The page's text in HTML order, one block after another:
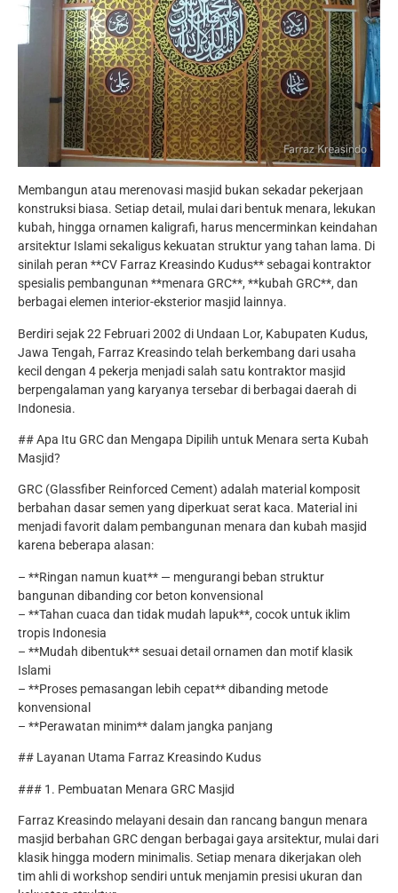
Membangun atau merenovasi masjid bukan sekadar pekerjaan
konstruksi biasa. Setiap detail, mulai dari bentuk menara, lekukan
kubah, hingga ornamen kaligrafi, harus mencerminkan keindahan
arsitektur Islami sekaligus kekuatan struktur yang tahan lama. Di
sinilah peran **CV Farraz Kreasindo Kudus** sebagai kontraktor
spesialis pembangunan **menara GRC**, **kubah GRC**, dan
berbagai elemen interior-eksterior masjid lainnya.
Berdiri sejak 22 Februari 2002 di Undaan Lor, Kabupaten Kudus,
Jawa Tengah, Farraz Kreasindo telah berkembang dari usaha
kecil dengan 4 pekerja menjadi salah satu kontraktor masjid
berpengalaman yang karyanya tersebar di berbagai daerah di
Indonesia.
## Apa Itu GRC dan Mengapa Dipilih untuk Menara serta Kubah
Masjid?
GRC (Glassfiber Reinforced Cement) adalah material komposit
berbahan dasar semen yang diperkuat serat kaca. Material ini
menjadi favorit dalam pembangunan menara dan kubah masjid
karena beberapa alasan:
– **Ringan namun kuat** — mengurangi beban struktur
bangunan dibanding cor beton konvensional
– **Tahan cuaca dan tidak mudah lapuk**, cocok untuk iklim
tropis Indonesia
– **Mudah dibentuk** sesuai detail ornamen dan motif klasik
Islami
– **Proses pemasangan lebih cepat** dibanding metode
konvensional
– **Perawatan minim** dalam jangka panjang
## Layanan Utama Farraz Kreasindo Kudus
### 1. Pembuatan Menara GRC Masjid
Farraz Kreasindo melayani desain dan rancang bangun menara
masjid berbahan GRC dengan berbagai gaya arsitektur, mulai dari
klasik hingga modern minimalis. Setiap menara dikerjakan oleh
tim ahli di workshop sendiri untuk menjamin presisi ukuran dan